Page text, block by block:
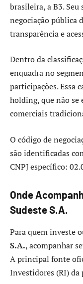
brasileira, a B3. Seu
negociação pública
transparência e
Dentro da
enquadra no
participações. Essa
holding, que não se
comerciais
O código de
são identificadas
CNPJ específico:
Onde
Sudeste S.A.
Para quem investe
S.A., acompanhar
A principal fonte
Investidores (RI)